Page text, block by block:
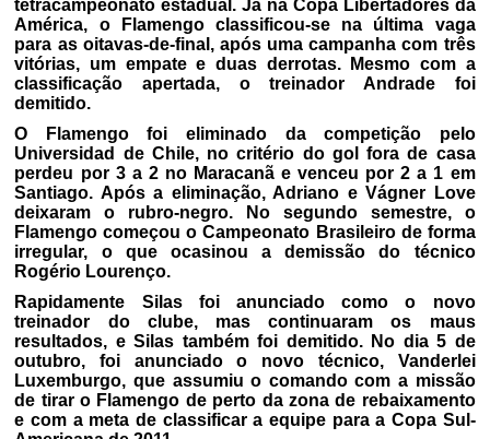
tetracampeonato estadual. Já na Copa Libertadores da
América, o Flamengo classificou-se na última vaga
para as oitavas-de-final, após uma campanha com três
vitórias, um empate e duas derrotas. Mesmo com a
classificação apertada, o treinador Andrade foi
demitido.
O Flamengo foi eliminado da competição pelo
Universidad de Chile, no critério do gol fora de casa
perdeu por 3 a 2 no Maracanã e venceu por 2 a 1 em
Santiago. Após a eliminação, Adriano e Vágner Love
deixaram o rubro-negro. No segundo semestre, o
Flamengo começou o Campeonato Brasileiro de forma
irregular, o que ocasinou a demissão do técnico
Rogério Lourenço.
Rapidamente Silas foi anunciado como o novo
treinador do clube, mas continuaram os maus
resultados, e Silas também foi demitido. No dia 5 de
outubro, foi anunciado o novo técnico, Vanderlei
Luxemburgo, que assumiu o comando com a missão
de tirar o Flamengo de perto da zona de rebaixamento
e com a meta de classificar a equipe para a Copa Sul-